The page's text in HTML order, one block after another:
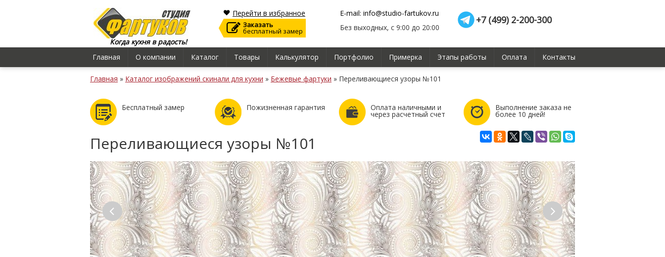
Когда кухня в радость!
Перейти в избранное
Заказать
бесплатный замер
E-mail: info@studio-fartukov.ru
Без выходных, с 9:00 до 20:00
+7 (499) 2-200-300
Главная О компании Каталог Товары Калькулятор Портфолио Примерка Этапы работы Оплата Контакты
Главная » Каталог изображений скинали для кухни » Бежевые фартуки » Переливающиеся узоры №101
Бесплатный замер Пожизненная гарантия Оплата наличными и
через расчетный счет
Выполнение заказа не
более 10 дней!
Переливающиеся узоры №101